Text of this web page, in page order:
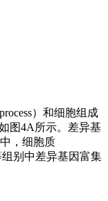
）和细胞组成
图4A所示。差异基
，细胞质
组别中差异基因富集